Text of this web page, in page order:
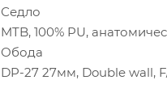
Седло
MTB, 100% PU,
Обода
DP-27 27мм, Double wall,